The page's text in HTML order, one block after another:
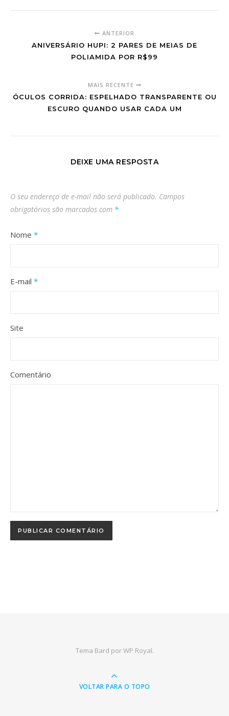
ANTERIOR
ANIVERSÁRIO HUPI: 2 PARES DE MEIAS DE
POLIAMIDA POR R$99
MAIS RECENTE
ÓCULOS CORRIDA: ESPELHADO TRANSPARENTE OU
ESCURO QUANDO USAR CADA UM
DEIXE UMA RESPOSTA
O seu endereço de e-mail não será publicado. Campos
obrigatórios são marcados com *
Nome *
E-mail *
Site
Comentário
Tema Bard porWP Royal.
VOLTAR PARA O TOPO